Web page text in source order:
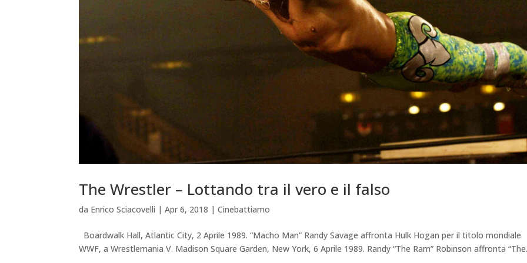
The Wrestler – Lottando tra il vero e il falso
da Enrico Sciacovelli |Apr 6, 2018 |Cinebattiamo
Boardwalk Hall, Atlantic City, 2 Aprile 1989. “Macho Man” Randy Savage affronta Hulk Hogan per il titolo mondiale
WWF, a Wrestlemania V. Madison Square Garden, New York, 6 Aprile 1989. Randy “The Ram” Robinson affronta